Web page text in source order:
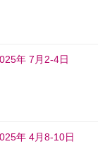
年 7月2-4日
年 4月8-10日